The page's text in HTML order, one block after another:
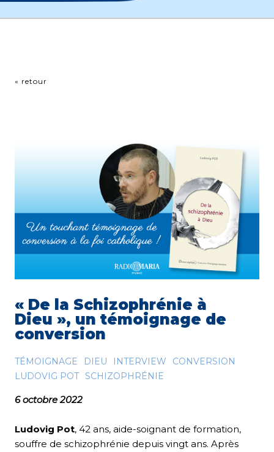
« retour
« De la Schizophrénie à
Dieu », un témoignage de
conversion
TÉMOIGNAGE DIEU INTERVIEW
CONVERSION
LUDOVIG POT
SCHIZOPHRÉNIE
6 octobre 2022
Ludovig Pot, 42 ans, aide-soignant de formation,
souffre de schizophrénie depuis vingt ans. Après